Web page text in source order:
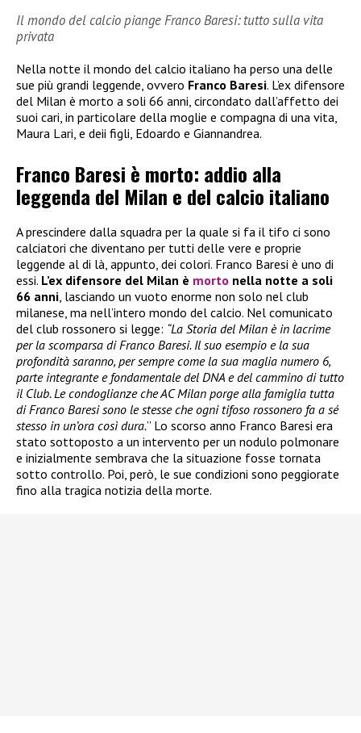
Il mondo del calcio piange Franco Baresi: tutto sulla vita
privata
Nella notte il mondo del calcio italiano ha perso una delle
sue più grandi leggende, ovvero Franco Baresi. L’ex difensore
del Milan è morto a soli 66 anni, circondato dall’affetto dei
suoi cari, in particolare della moglie e compagna di una vita,
Maura Lari, e deii figli, Edoardo e Giannandrea.
Franco Baresi è morto: addio alla
leggenda del Milan e del calcio italiano
A prescindere dalla squadra per la quale si fa il tifo ci sono
calciatori che diventano per tutti delle vere e proprie
leggende al di là, appunto, dei colori. Franco Baresi è uno di
essi. L’ex difensore del Milan è morto nella notte a soli
66 anni , lasciando un vuoto enorme non solo nel club
milanese, ma nell’intero mondo del calcio. Nel comunicato
del club rossonero si legge: “La Storia del Milan è in lacrime
per la scomparsa di Franco Baresi. Il suo esempio e la sua
profondità saranno, per sempre come la sua maglia numero 6,
parte integrante e fondamentale del DNA e del cammino di tutto
il Club. Le condoglianze che AC Milan porge alla famiglia tutta
di Franco Baresi sono le stesse che ogni tifoso rossonero fa a sé
stesso in un’ora così dura.” Lo scorso anno Franco Baresi era
stato sottoposto a un intervento per un nodulo polmonare
e inizialmente sembrava che la situazione fosse tornata
sotto controllo. Poi, però, le sue condizioni sono peggiorate
fino alla tragica notizia della morte.